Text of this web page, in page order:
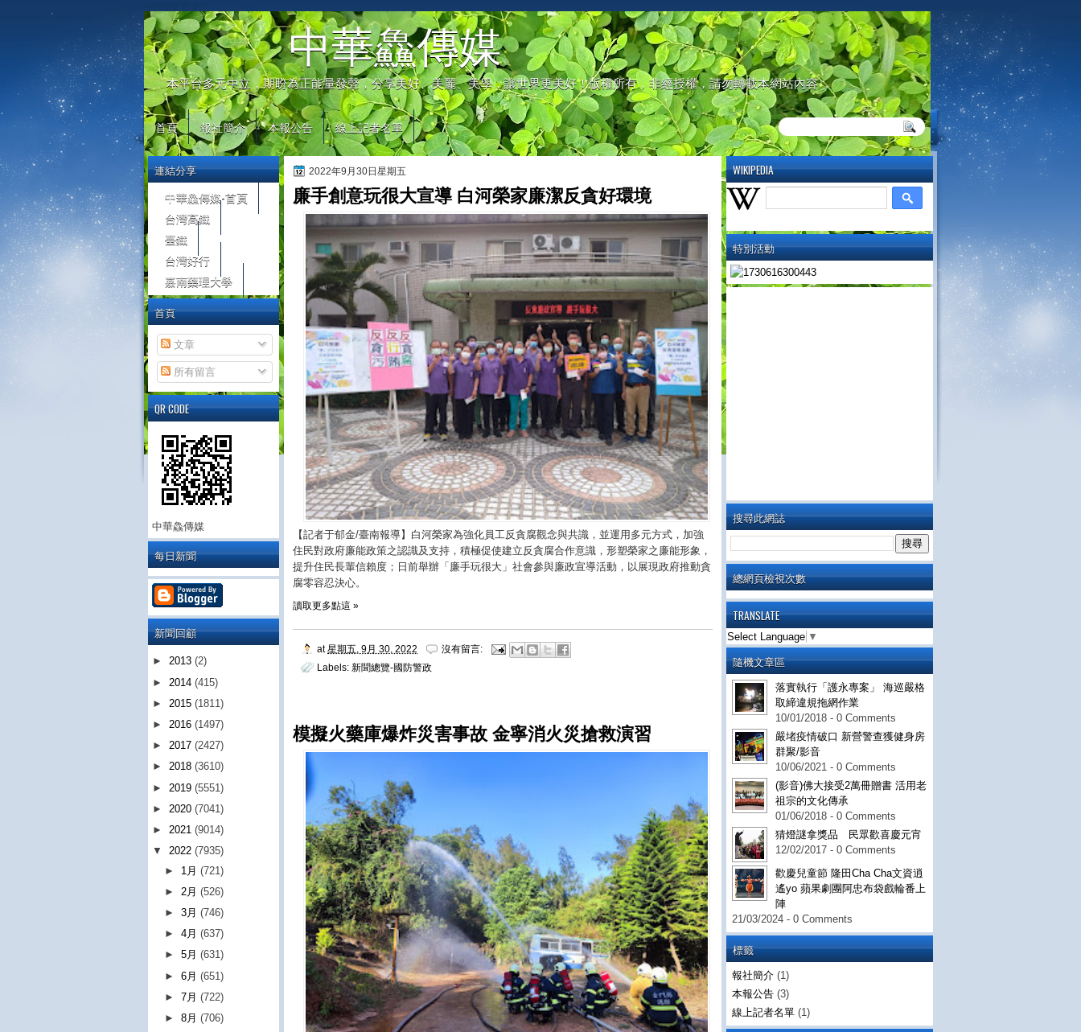
中華鱻傳媒
本平台多元中立，期盼為正能量發聲，分享美好、美麗、美學，讓世界更美好！版權所有，非經授權，請勿轉載本網站內容
首頁 報社簡介 本報公告 線上記者名單
WIKIPEDIA
特別活動
搜尋此網誌
總網頁檢視次數
TRANSLATE
Select Language ▼
隨機文章區
落實執行「護永專案」 海巡嚴格
取締違規拖網作業
10/01/2018 - 0 Comments
嚴堵疫情破口 新營警查獲健身房
群聚/影音
10/06/2021 - 0 Comments
(影音)佛大接受2萬冊贈書 活用老
祖宗的文化傳承
01/06/2018 - 0 Comments
猜燈謎拿獎品 民眾歡喜慶元宵
12/02/2017 - 0 Comments
歡慶兒童節 隆田Cha Cha文資逍
遙yo 蘋果劇團阿忠布袋戲輪番上
陣
21/03/2024 - 0 Comments
標籤
報社簡介 (1)
本報公告 (3)
線上記者名單 (1)
2022年9月30日星期五
廉手創意玩很大宣導 白河榮家廉潔反貪好環境
【記者于郁金/臺南報導】白河榮家為強化員工反貪腐觀念與共識，並運用多元方式，加強
住民對政府廉能政策之認識及支持，積極促使建立反貪腐合作意識，形塑榮家之廉能形象，
提升住民長輩信賴度；日前舉辦「廉手玩很大」社會參與廉政宣導活動，以展現政府推動貪
腐零容忍決心。
讀取更多點這 »
at 星期五, 9月 30, 2022
沒有留言:
Labels: 新聞總覽-國防警政
模擬火藥庫爆炸災害事故 金寧消火災搶救演習
連結分享
中華鱻傳媒-首頁
台灣高鐵
臺鐵
台灣好行
嘉南藥理大學
首頁
文章
所有留言
QR CODE
中華鱻傳媒
每日新聞
新聞回顧
► 2013 (2)
► 2014 (415)
► 2015 (1811)
► 2016 (1497)
► 2017 (2427)
► 2018 (3610)
► 2019 (5551)
► 2020 (7041)
► 2021 (9014)
▼ 2022 (7935)
► 1月(721)
► 2月(526)
►3月(746)
►4月(637)
►5月(631)
►6月(651)
►7月(722)
►8月(706)